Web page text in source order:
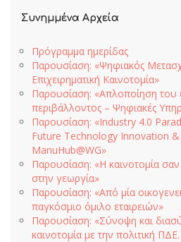
Συνημμένα Αρχεία
Πρόγραμμα ημερίδας
Παρουσίαση: «Ψηφιακός
Επιχειρηματική Καινοτομία»
Παρουσίαση: «Απλοποίηση του
περιβάλλοντος – Ψηφιακές
Παρουσίαση: «Industry 4.0
Future Technology Innovation
ManuHub@WG»
Παρουσίαση: «Η καινοτομία
στην γεωργία»
Παρουσίαση: «Από μία
παγκόσμιο όμιλο εταιρειών»
Παρουσίαση: «Σύνοψη και
καινοτομία με την πολιτική